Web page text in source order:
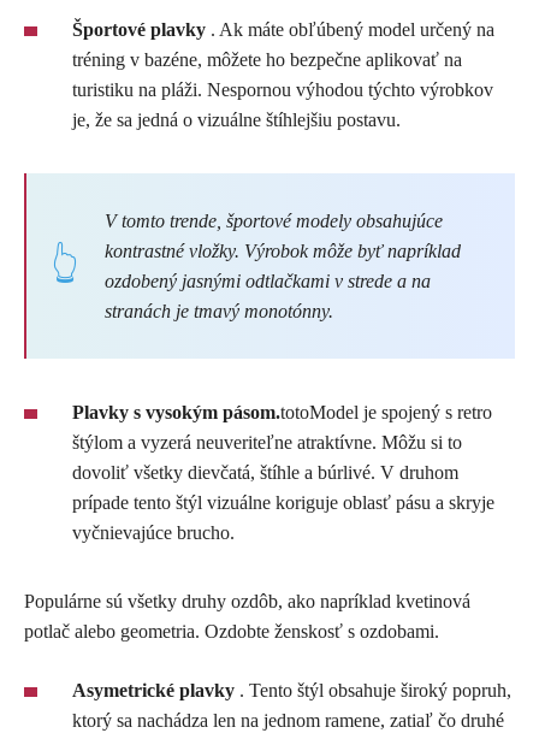
Športové plavky . Ak máte obľúbený model určený na
tréning v bazéne, môžete ho bezpečne aplikovať na
turistiku na pláži. Nespornou výhodou týchto výrobkov
je, že sa jedná o vizuálne štíhlejšiu postavu.
V tomto trende, športové modely obsahujúce
kontrastné vložky. Výrobok môže byť napríklad
ozdobený jasnými odtlačkami v strede a na
stranách je tmavý monotónny.
Plavky s vysokým pásom.totoModel je spojený s retro
štýlom a vyzerá neuveriteľne atraktívne. Môžu si to
dovoliť všetky dievčatá, štíhle a búrlivé. V druhom
prípade tento štýl vizuálne koriguje oblasť pásu a skryje
vyčnievajúce brucho.
Populárne sú všetky druhy ozdôb, ako napríklad kvetinová
potlač alebo geometria. Ozdobte ženskosť s ozdobami.
Asymetrické plavky . Tento štýl obsahuje široký popruh,
ktorý sa nachádza len na jednom ramene, zatiaľ čo druhé